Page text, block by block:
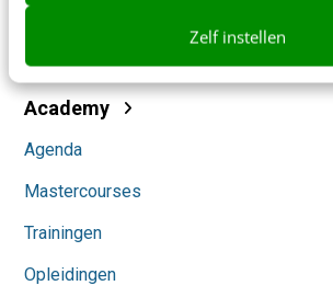
Zelf instellen
Themanieuwsbrieven
Academy
Agenda
Mastercourses
Trainingen
Opleidingen